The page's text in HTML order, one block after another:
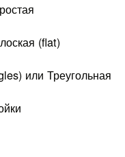
(flat)
или Треугольная